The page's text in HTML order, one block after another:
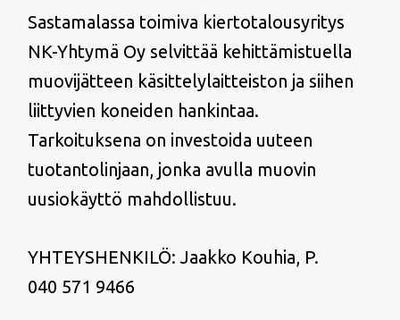
Sastamalassa toimiva kiertotalousyritys
NK-Yhtymä Oy selvittää kehittämistuella
muovijätteen käsittelylaitteiston ja siihen
liittyvien koneiden hankintaa.
Tarkoituksena on investoida uuteen
tuotantolinjaan, jonka avulla muovin
uusiokäyttö mahdollistuu.
YHTEYSHENKILÖ: Jaakko Kouhia, P.
040 571 9466